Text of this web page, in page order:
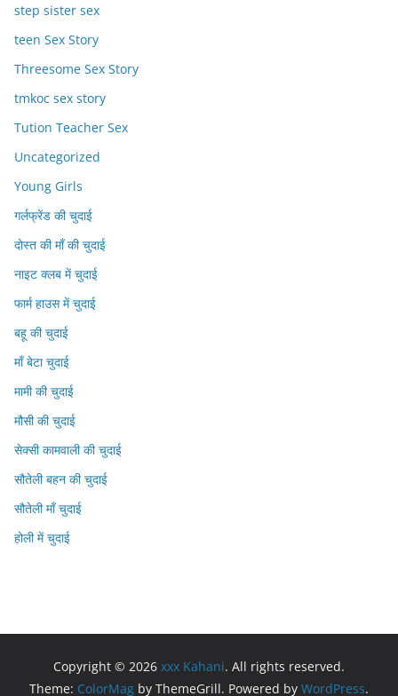
step sister sex
teen Sex Story
Threesome Sex Story
tmkoc sex story
Tution Teacher Sex
Uncategorized
Young Girls
गर्लफ्रेंड की चुदाई
दोस्त की माँ की चुदाई
नाइट क्लब में चुदाई
फार्म हाउस में चुदाई
बहू की चुदाई
माँ बेटा चुदाई
मामी की चुदाई
मौसी की चुदाई
सेक्सी कामवाली की चुदाई
सौतेली बहन की चुदाई
सौतेली माँ चुदाई
होली में चुदाई
Copyright © 2026 xxx Kahani. All rights reserved.
Theme: ColorMag by ThemeGrill. Powered by WordPress.